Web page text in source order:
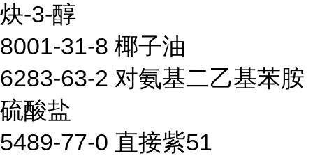
炔-3-醇
8001-31-8 椰子油
6283-63-2 对氨基二乙基苯胺
硫酸盐
5489-77-0 直接紫51